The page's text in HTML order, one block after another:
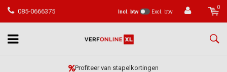
085-0666375 Incl. btw Excl. btw
0
Vóór 23:59 besteld, morgen in huis*